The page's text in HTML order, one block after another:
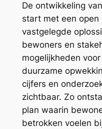
De ontwikkeling
start met een
vastgelegde
bewoners en
mogelijkheden
duurzame
cijfers en
zichtbaar. Zo
plan waarin
betrokken voelen